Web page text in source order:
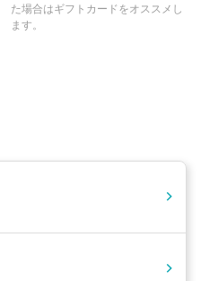
た場合はギフトカードをオススメし
ます。